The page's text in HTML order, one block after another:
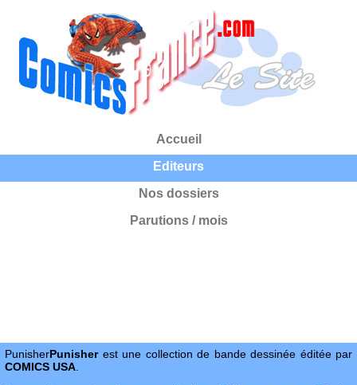
Accueil
Editeurs
Nos dossiers
Parutions / mois
PunisherPunisherest une collection de bande dessinée éditée par
COMICS USA